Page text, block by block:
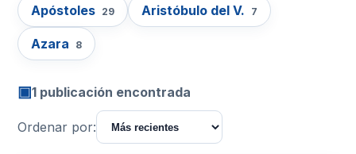
Apóstoles 29 Aristóbulo del V. 7
Azara 8
▣1 publicación encontrada
Ordenar por: